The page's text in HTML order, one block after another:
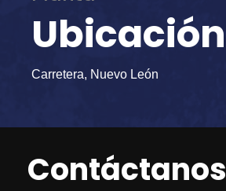
Ubicación
Carretera, Nuevo León
Contáctanos